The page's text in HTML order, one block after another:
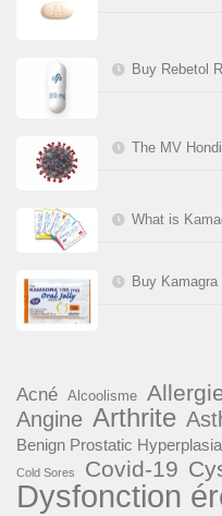
Buy Rebetol
The MV
What is
Buy
Acné Alcoolisme
Angine Arthrite
Benign Prostatic Hyperplasia
Cold Sores Covid-19
Dysfonction